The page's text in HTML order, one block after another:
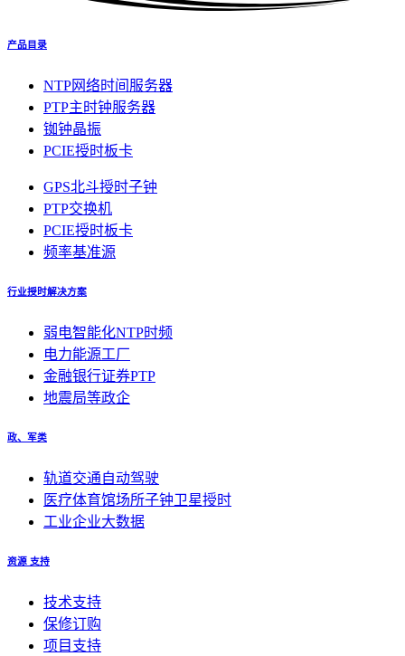
产品目录
NTP网络时间服务器
PTP主时钟服务器
铷钟晶振
PCIE授时板卡
GPS北斗授时子钟
PTP交换机
PCIE授时板卡
频率基准源
行业授时解决方案
弱电智能化NTP时频
电力能源工厂
金融银行证券PTP
地震局等政企
政、军类
轨道交通自动驾驶
医疗体育馆场所子钟卫星授时
工业企业大数据
资源 支持
技术支持
保修订购
项目支持